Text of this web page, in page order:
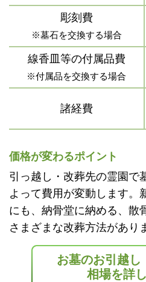
彫刻費
※墓石を交換する場合
線香皿等の付属品費
※付属品を交換する場合
諸経費
価格が変わるポイント
引っ越し・改葬先の霊園で
よって費用が変動します。
にも、納骨堂に納める、散
さまざまな改葬方法があり
お墓のお引越し
相場を詳